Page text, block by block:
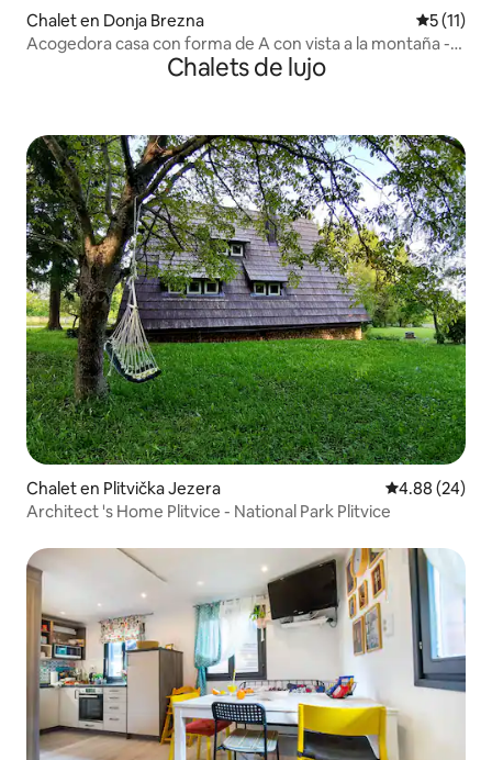
Chalet en Donja Brezna
5 (11)
Acogedora casa con forma de A con vista a la montaña -
Chalets de lujo
Chalet en Plitvička Jezera Calificación
4.88 (24)
Architect 's Home Plitvice - National Park Plitvice